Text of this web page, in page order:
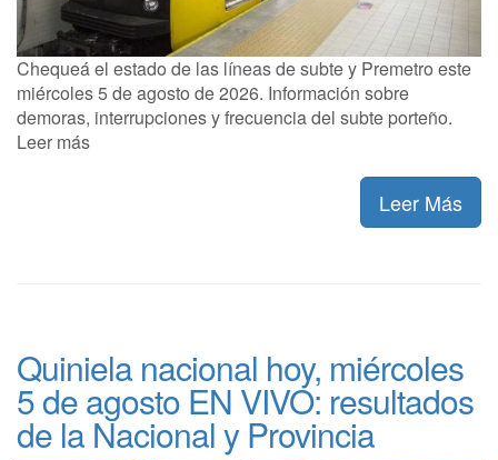
Chequeá el estado de las líneas de subte y Premetro este
miércoles 5 de agosto de 2026. Información sobre
demoras, interrupciones y frecuencia del subte porteño.
Leer más
Leer Más
Quiniela nacional hoy, miércoles
5 de agosto EN VIVO: resultados
de la Nacional y Provincia